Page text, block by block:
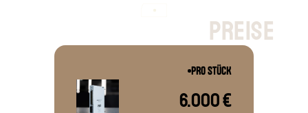
preise
PRO STÜCK
6.000 €